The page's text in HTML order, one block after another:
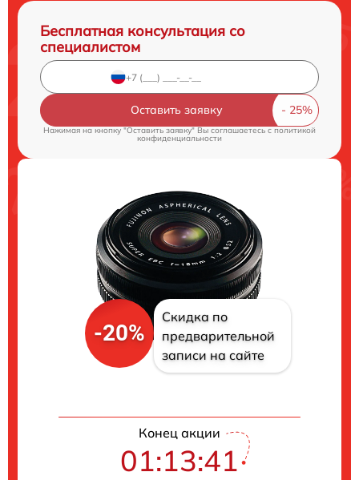
Бесплатная консультация со
специалистом
Оставить заявку
Нажимая на кнопку "Оставить заявку" Вы соглашаетесь c политикой
конфиденциальности
-20%
Скидка по
предварительной
записи на сайте
Конец акции
01:13:41